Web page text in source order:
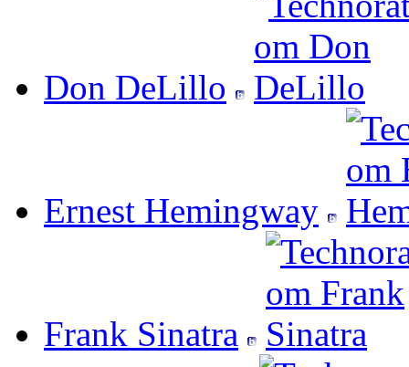
Don DeLillo
Ernest Hemingway
Frank Sinatra